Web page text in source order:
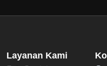
Layanan Kami